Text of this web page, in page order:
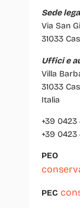
Sede
Via San
31033
Uffici e
Villa
31033
Italia
+39 0423
+39
PEO
PEC